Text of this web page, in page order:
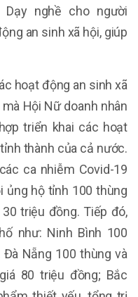
Dạy nghề cho người
an sinh xã hội, giúp
hoạt động an sinh xã
Hội Nữ doanh nhân
triển khai các hoạt
thành của cả nước.
ca nhiễm Covid-19
ủng hộ tỉnh 100 thùng
triệu đồng. Tiếp đó,
như: Ninh Bình 100
Nẵng 100 thùng và
80 triệu đồng; Bắc